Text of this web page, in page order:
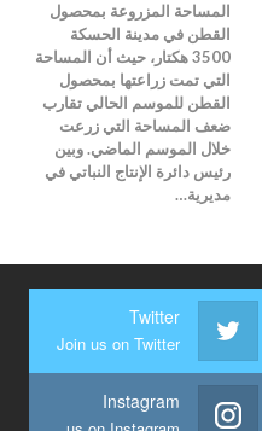
المساحة المزروعة بمحصول
القطن في مدينة الحسكة
3500 هكتار، حيث أن المساحة
التي تمت زراعتها بمحصول
القطن للموسم الحالي تقارب
ضعف المساحة التي زرعت
خلال الموسم الماضي. وبين
رئيس دائرة الإنتاج النباتي في
مديرية…
Twitter
Join us on Twitter
Instagram